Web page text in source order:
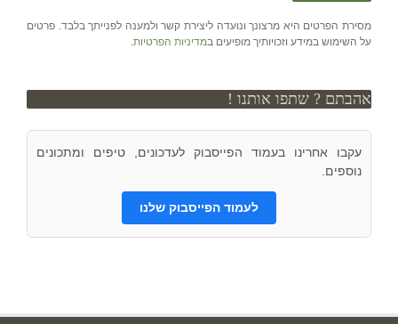
מסירת הפרטים היא מרצונך ונועדה ליצירת קשר ולמענה לפנייתך בלבד. פרטים
על השימוש במידע וזכויותיך מופיעים במדיניות הפרטיות
אהבתם ? שתפו אותנו !
עקבו אחרינו בעמוד הפייסבוק לעדכונים, טיפים ומתכונים
נוספים.
לעמוד הפייסבוק שלנו